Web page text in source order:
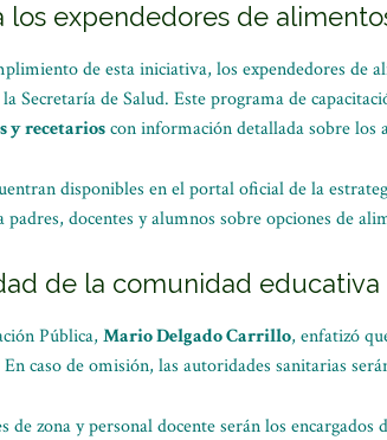
los expendedores de
de esta iniciativa, los expendedores de
Secretaría de Salud. Este programa de
y recetarioscon información detallada sobre los
disponibles en el portal oficial de la
padres, docentes y alumnos sobre opciones de
de la comunidad educativa
Pública, Mario Delgado Carrillo, enfatizó
caso de omisión, las autoridades sanitarias
de zona y personal docente serán los